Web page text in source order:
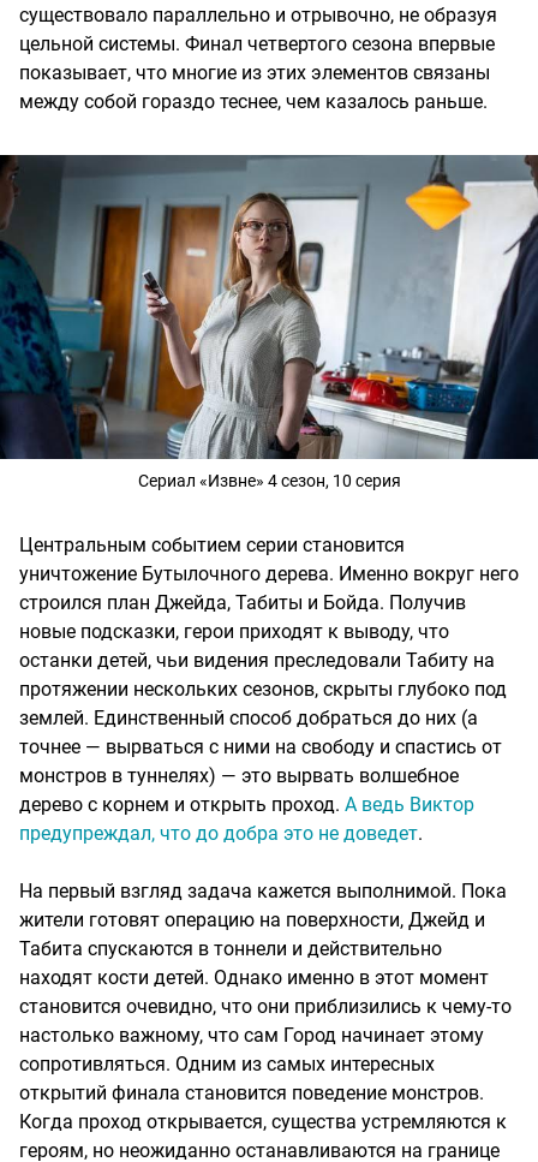
существовало параллельно и отрывочно, не образуя
цельной системы. Финал четвертого сезона впервые
показывает, что многие из этих элементов связаны
между собой гораздо теснее, чем казалось раньше.
Сериал «Извне» 4 сезон, 10 серия
Центральным событием серии становится
уничтожение Бутылочного дерева. Именно вокруг него
строился план Джейда, Табиты и Бойда. Получив
новые подсказки, герои приходят к выводу, что
останки детей, чьи видения преследовали Табиту на
протяжении нескольких сезонов, скрыты глубоко под
землей. Единственный способ добраться до них (а
точнее — вырваться с ними на свободу и спастись от
монстров в туннелях) — это вырвать волшебное
дерево с корнем и открыть проход. А ведь Виктор
предупреждал, что до добра это не доведет.
На первый взгляд задача кажется выполнимой. Пока
жители готовят операцию на поверхности, Джейд и
Табита спускаются в тоннели и действительно
находят кости детей. Однако именно в этот момент
становится очевидно, что они приблизились к чему-то
настолько важному, что сам Город начинает этому
сопротивляться. Одним из самых интересных
открытий финала становится поведение монстров.
Когда проход открывается, существа устремляются к
героям, но неожиданно останавливаются на границе